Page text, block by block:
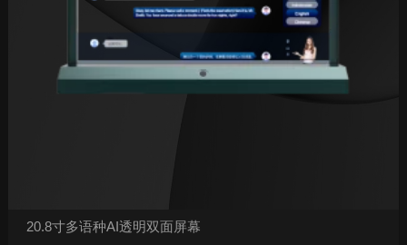
20.8寸多语种AI透明双面屏幕